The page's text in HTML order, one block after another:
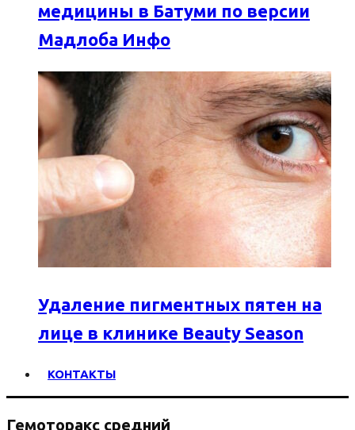
медицины в Батуми по версии
Мадлоба Инфо
Удаление пигментных пятен на
лице в клинике Beauty Season
КОНТАКТЫ
Гемоторакс средний